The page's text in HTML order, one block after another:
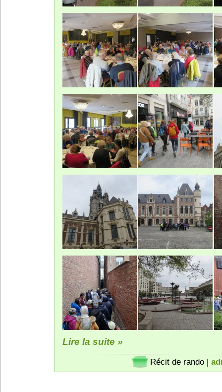
Lire la suite »
Récit de rando |